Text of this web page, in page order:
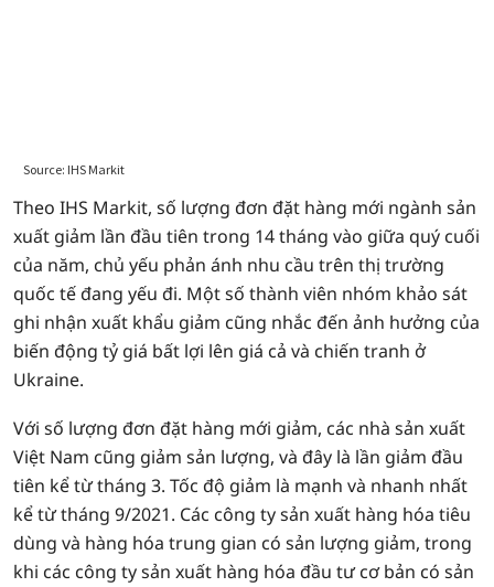
Theo IHS Markit, số lượng đơn đặt hàng mới ngành sản
xuất giảm lần đầu tiên trong 14 tháng vào giữa quý cuối
của năm, chủ yếu phản ánh nhu cầu trên thị trường
quốc tế đang yếu đi. Một số thành viên nhóm khảo sát
ghi nhận xuất khẩu giảm cũng nhắc đến ảnh hưởng của
biến động tỷ giá bất lợi lên giá cả và chiến tranh ở
Ukraine.
Với số lượng đơn đặt hàng mới giảm, các nhà sản xuất
Việt Nam cũng giảm sản lượng, và đây là lần giảm đầu
tiên kể từ tháng 3. Tốc độ giảm là mạnh và nhanh nhất
kể từ tháng 9/2021. Các công ty sản xuất hàng hóa tiêu
dùng và hàng hóa trung gian có sản lượng giảm, trong
khi các công ty sản xuất hàng hóa đầu tư cơ bản có sản